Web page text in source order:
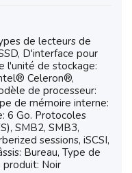
de lecteurs de
D'interface pour
l'unité de stockage:
Celeron®,
de processeur:
de mémoire interne:
6 Go. Protocoles
SMB2, SMB3,
sessions, iSCSI,
Bureau, Type de
produit: Noir